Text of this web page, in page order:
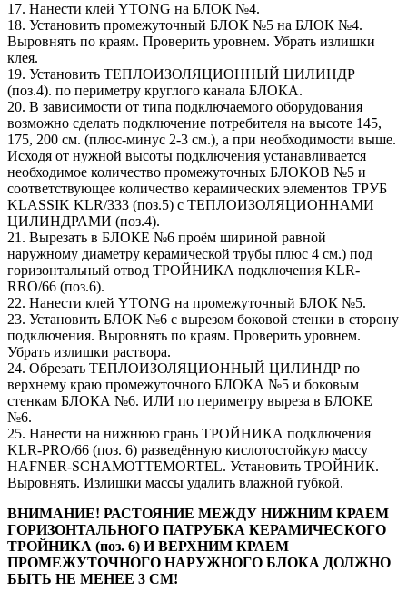
17. Нанести клей YTONG на БЛОК №4.
18. Установить промежуточный БЛОК №5 на БЛОК №4.
Выровнять по краям. Проверить уровнем. Убрать излишки
клея.
19. Установить ТЕПЛОИЗОЛЯЦИОННЫЙ ЦИЛИНДР
(поз.4). по периметру круглого канала БЛОКА.
20. В зависимости от типа подключаемого оборудования
возможно сделать подключение потребителя на высоте 145,
175, 200 см. (плюс-минус 2-3 см.), а при необходимости выше.
Исходя от нужной высоты подключения устанавливается
необходимое количество промежуточных БЛОКОВ №5 и
соответствующее количество керамических элементов ТРУБ
KLASSIK KLR/333 (поз.5) c ТЕПЛОИЗОЛЯЦИОННАМИ
ЦИЛИНДРАМИ (поз.4).
21. Вырезать в БЛОКЕ №6 проём шириной равной
наружному диаметру керамической трубы плюс 4 см.) под
горизонтальный отвод ТРОЙНИКА подключения KLR-
RRO/66 (поз.6).
22. Нанести клей YTONG на промежуточный БЛОК №5.
23. Установить БЛОК №6 с вырезом боковой стенки в сторону
подключения. Выровнять по краям. Проверить уровнем.
Убрать излишки раствора.
24. Обрезать ТЕПЛОИЗОЛЯЦИОННЫЙ ЦИЛИНДР по
верхнему краю промежуточного БЛОКА №5 и боковым
стенкам БЛОКА №6. ИЛИ по периметру выреза в БЛОКЕ
№6.
25. Нанести на нижнюю грань ТРОЙНИКА подключения
KLR-PRO/66 (поз. 6) разведённую кислотостойкую массу
HAFNER-SCHAMOTTEMORTEL. Установить ТРОЙНИК.
Выровнять. Излишки массы удалить влажной губкой.
ВНИМАНИЕ! РАСТОЯНИЕ МЕЖДУ НИЖНИМ КРАЕМ
ГОРИЗОНТАЛЬНОГО ПАТРУБКА КЕРАМИЧЕСКОГО
ТРОЙНИКА (поз. 6) И ВЕРХНИМ КРАЕМ
ПРОМЕЖУТОЧНОГО НАРУЖНОГО БЛОКА ДОЛЖНО
БЫТЬ НЕ МЕНЕЕ 3 СМ!